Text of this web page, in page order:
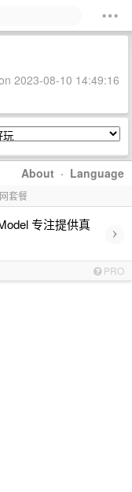
2023-08-10 14:49:16
About · Language
套餐
专注提供真
›
PRO